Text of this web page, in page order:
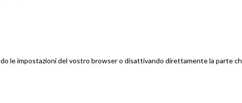
le impostazioni del vostro browser o disattivando direttamente la parte